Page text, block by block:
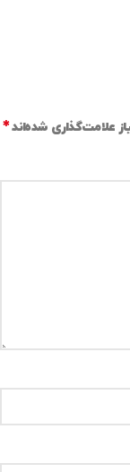
علامت‌گذاری شده‌اند*